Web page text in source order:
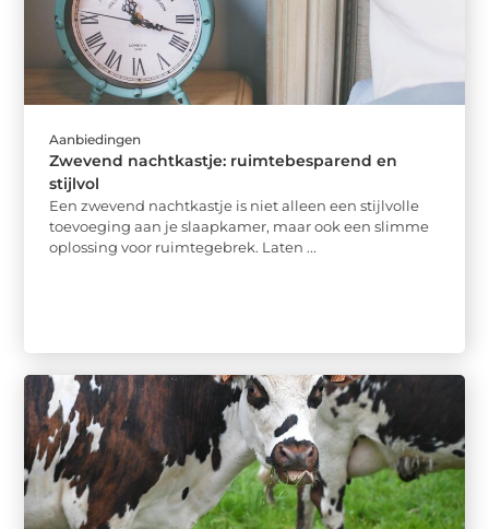
Aanbiedingen
Zwevend nachtkastje: ruimtebesparend en
stijlvol
Een zwevend nachtkastje is niet alleen een stijlvolle
toevoeging aan je slaapkamer, maar ook een slimme
oplossing voor ruimtegebrek. Laten ...